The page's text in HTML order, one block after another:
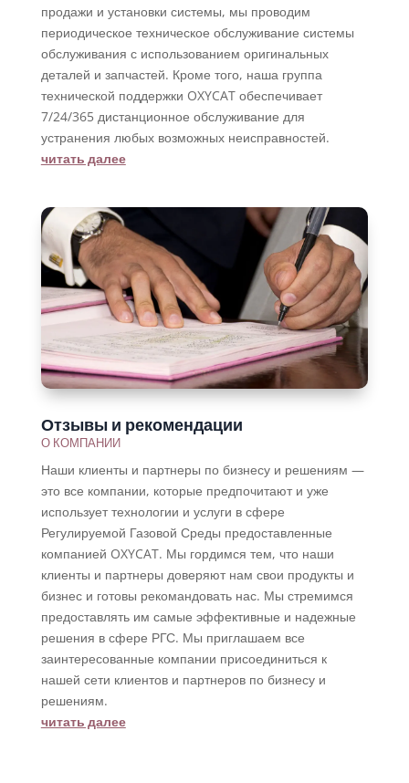
продажи и установки системы, мы проводим
периодическое техническое обслуживание системы
обслуживания с использованием оригинальных
деталей и запчастей. Кроме того, наша группа
технической поддержки OXYCAT обеспечивает
7/24/365 дистанционное обслуживание для
устранения любых возможных неисправностей.
читать далее
Отзывы и рекомендации
О КОМПАНИИ
Наши клиенты и партнеры по бизнесу и решениям —
это все компании, которые предпочитают и уже
использует технологии и услуги в сфере
Регулируемой Газовой Среды предоставленные
компанией OXYCAT. Мы гордимся тем, что наши
клиенты и партнеры доверяют нам свои продукты и
бизнес и готовы рекомандовать нас. Мы стремимся
предоставлять им самые эффективные и надежные
решения в сфере РГС. Мы приглашаем все
заинтересованные компании присоединиться к
нашей сети клиентов и партнеров по бизнесу и
решениям.
читать далее